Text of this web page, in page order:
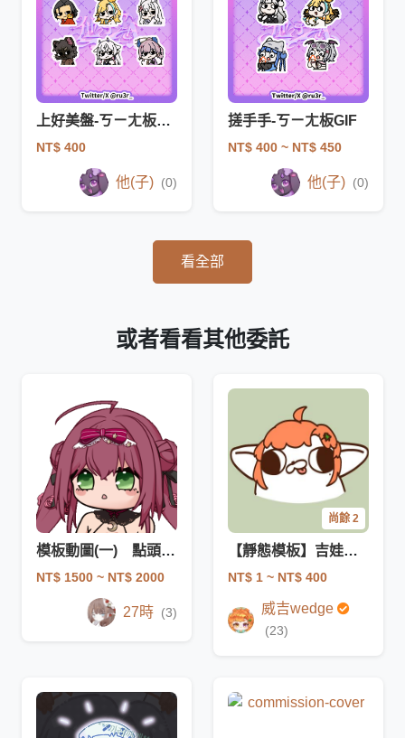
上好美盤-ㄎㄧㄤ板GIF
NT$ 400
他(子) (0)
搓手手-ㄎㄧㄤ板GIF
NT$ 400 ~ NT$ 450
他(子) (0)
看全部
或者看看其他委託
模板動圖(一) 點頭 一個人設帶多同系列有折扣
NT$ 1500 ~ NT$ 2000
27時 (3)
尚餘 2
【靜態模板】吉娃娃塗鴉模板
NT$ 1 ~ NT$ 400
威吉wedge
(23)